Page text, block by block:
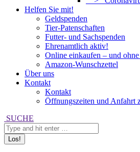
Helfen Sie mit!
Geldspenden
Tier-Patenschaften
Futter- und Sachspenden
Ehrenamtlich aktiv!
Online einkaufen – und
Amazon-Wunschzettel
Über uns
Kontakt
Kontakt
Öffnungszeiten und Anfahrt
Search:
SUCHE